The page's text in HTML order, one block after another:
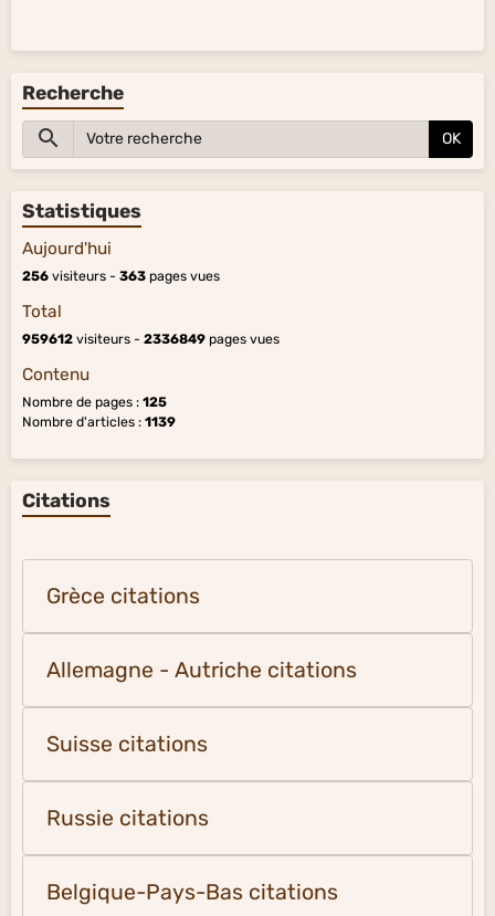
Recherche
OK
Statistiques
Aujourd'hui
256 visiteurs - 363 pages vues
Total
959612 visiteurs - 2336849 pages vues
Contenu
Nombre de pages : 125
Nombre d'articles : 1139
Citations
Grèce citations
Allemagne - Autriche citations
Suisse citations
Russie citations
Belgique-Pays-Bas citations